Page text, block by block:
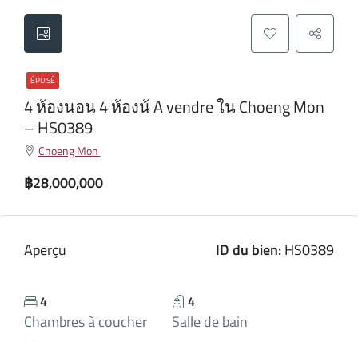
ÉPUISÉ
4 ห้องนอน 4 ห้องน้ A vendre ใน Choeng Mon
– HS0389
Choeng Mon
฿28,000,000
Aperçu ID du bien:HS0389
4
Chambres à coucher
4
Salle de bain